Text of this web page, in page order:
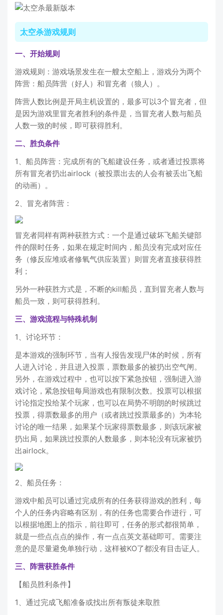
太空杀游戏规则
一、开始规则
游戏规则：游戏场景发生在一艘太空船上，游戏分为两个
阵营：船员阵营（好人）和冒充者（狼人）。
阵营人数比例是开局主机设置的，最多可以3个冒充者，但
是因为游戏里冒充者胜利的条件是，当冒充者人数与船员
人数一致的时候，即可获得胜利。
二、胜负条件
1、船员阵营：完成所有的飞船建设任务，或者通过投票将
所有冒充者扔出airlock（被投票出去的人会有被丢出飞船
的动画）。
2、冒充者阵营：
冒充者同样有两种获胜方式：一个是通过破坏飞船关键部
件的限时任务，如果在规定时间内，船员没有完成对应任
务（修反应堆或者修氧气供应装置）则冒充者直接获得胜
利；
另外一种获胜方式是，不断的kill船员，直到冒充者人数与
船员一致，则可获得胜利。
三、游戏流程与特殊机制
1、讨论环节：
是本游戏的强制环节，当有人报告发现尸体的时候，所有
人进入讨论，并且进入投票，票数最多的被扔出空气闸。
另外，在游戏过程中，也可以按下紧急按钮，强制进入游
戏讨论，紧急按钮每局游戏也有限制次数。投票可以根据
讨论指定投给某个玩家，也可以在局势不明朗的时候跳过
投票，得票数最多的用户（或者跳过投票最多的）为本轮
讨论的唯一结果，如果某个玩家得票数最多，则该玩家被
扔出局，如果跳过投票的人数最多，则本轮没有玩家被扔
出airlock。
2、船员任务：
游戏中船员可以通过完成所有的任务获得游戏的胜利，每
个人的任务内容略有区别，有的任务也需要合作进行，可
以根据地图上的指示，前往即可，任务的形式都很简单，
就是一些点点点的操作，有一点点英文基础即可。需要注
意的是尽量避免单独行动，这样被KO了都没有目击证人。
三、阵营获胜条件
【船员胜利条件】
1、通过完成飞船准备或找出所有叛徒来取胜